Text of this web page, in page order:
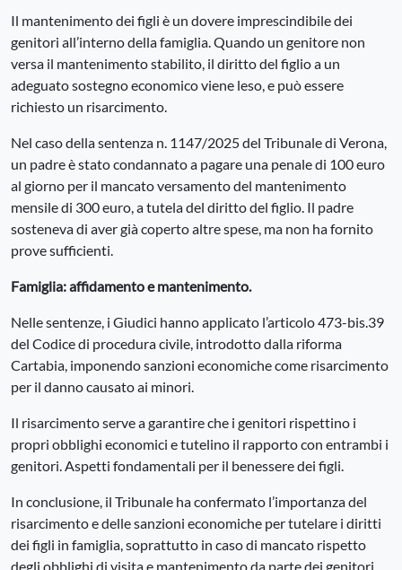
Il mantenimento dei figli è un dovere imprescindibile dei
genitori all’interno della famiglia. Quando un genitore non
versa il mantenimento stabilito, il diritto del figlio a un
adeguato sostegno economico viene leso, e può essere
richiesto un risarcimento.
Nel caso della sentenza n. 1147/2025 del Tribunale di Verona,
un padre è stato condannato a pagare una penale di 100 euro
al giorno per il mancato versamento del mantenimento
mensile di 300 euro, a tutela del diritto del figlio. Il padre
sosteneva di aver già coperto altre spese, ma non ha fornito
prove sufficienti.
Famiglia: affidamento e mantenimento.
Nelle sentenze, i Giudici hanno applicato l’articolo 473-bis.39
del Codice di procedura civile, introdotto dalla riforma
Cartabia, imponendo sanzioni economiche come risarcimento
per il danno causato ai minori.
Il risarcimento serve a garantire che i genitori rispettino i
propri obblighi economici e tutelino il rapporto con entrambi i
genitori. Aspetti fondamentali per il benessere dei figli.
In conclusione, il Tribunale ha confermato l’importanza del
risarcimento e delle sanzioni economiche per tutelare i diritti
dei figli in famiglia, soprattutto in caso di mancato rispetto
degli obblighi di visita e mantenimento da parte dei genitori,